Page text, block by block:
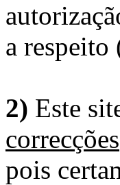
a respeito
2) Este
correcções
pois